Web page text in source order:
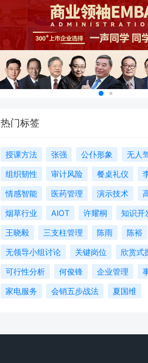
热门标签
授课方法 张强 公仆形象
无人
组织韧性
审计风险 餐桌礼仪
情感智能
医药管理 演示技术
烟草行业
AIOT 许耀桐
知识开
王晓毅
三支柱管理 陈雨
陈裕
无领导小组讨论
关键岗位
欣赏式
可行性分析
何俊锋 企业管理
家电服务
会销五步战法 夏国维